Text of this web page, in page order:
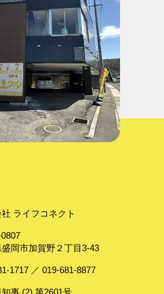
ライフコネクト
0807
岡市加賀野２丁目3-43
1717 ／ 019-681-8877
事 (2) 第2601号